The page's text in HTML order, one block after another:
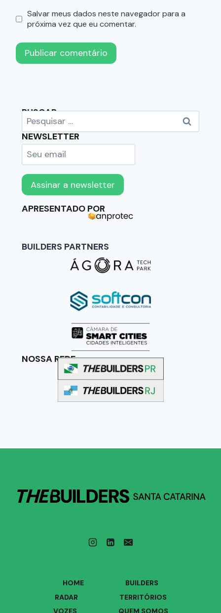
Salvar meus dados neste navegador para a
próxima vez que eu comentar.
BUSCAR
NEWSLETTER
APRESENTADO POR
BUILDERS PARTNERS
NOSSA REDE
HOME
BUILDERS
RADAR
TERRITÓRIOS
VOZES
QUEM SOMOS